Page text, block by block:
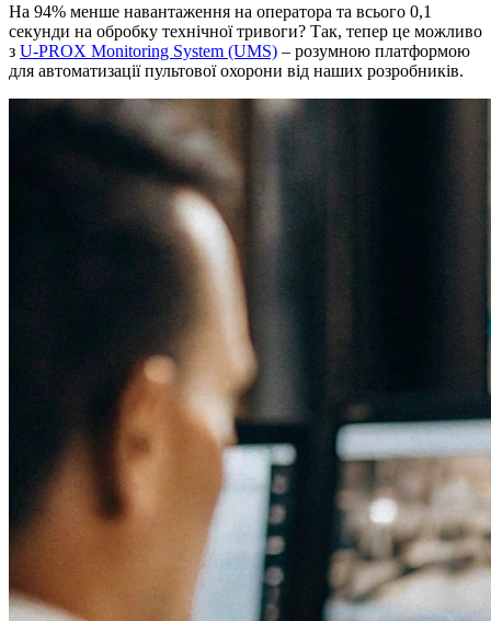
На 94% менше навантаження на оператора та всього 0,1
секунди на обробку технічної тривоги? Так, тепер це можливо
з U-PROX Monitoring System (UMS) – розумною платформою
для автоматизації пультової охорони​ від наших розробників.